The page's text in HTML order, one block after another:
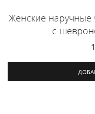
Женские
с